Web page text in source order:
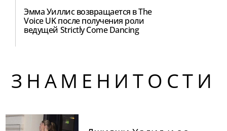
Эмма Уиллис возвращается в The
Voice UK после получения роли
ведущей Strictly Come Dancing
ЗНАМЕНИТОСТИ